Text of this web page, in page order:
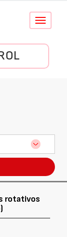
Conmutar
rotativos